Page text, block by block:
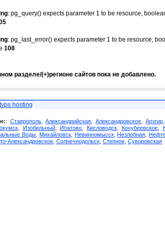
: pg_query() expects parameter 1 to be resource,
: pg_last_error() expects parameter 1 to be resource,
108
разделе/(+)регионе сайтов пока не добавлено.
hosting
: Ставрополь,Александрийская ,Александровское Арзгир,
Изобильный, Ипатово Кисловодск, Кочубеевское
Воды, Михайловск, Невинномысск,Незлобная ,
Александровское Солнечнодольск Степное Суворовская